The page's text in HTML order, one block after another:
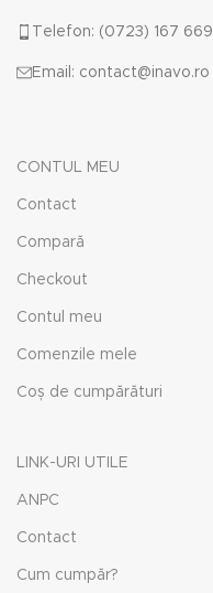
Telefon: (0723) 167 669
Email: contact@inavo.ro
CONTUL MEU
Contact
Compară
Checkout
Contul meu
Comenzile mele
Coș de cumpărături
LINK-URI UTILE
ANPC
Contact
Cum cumpăr?